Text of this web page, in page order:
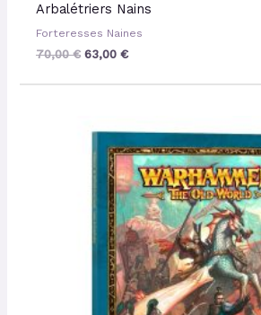
Arbalétriers Nains
Forteresses Naines
70,00€ 63,00 €
prix
initial
était :
22,00 €.
prix
actuel
est :
20,90 €.